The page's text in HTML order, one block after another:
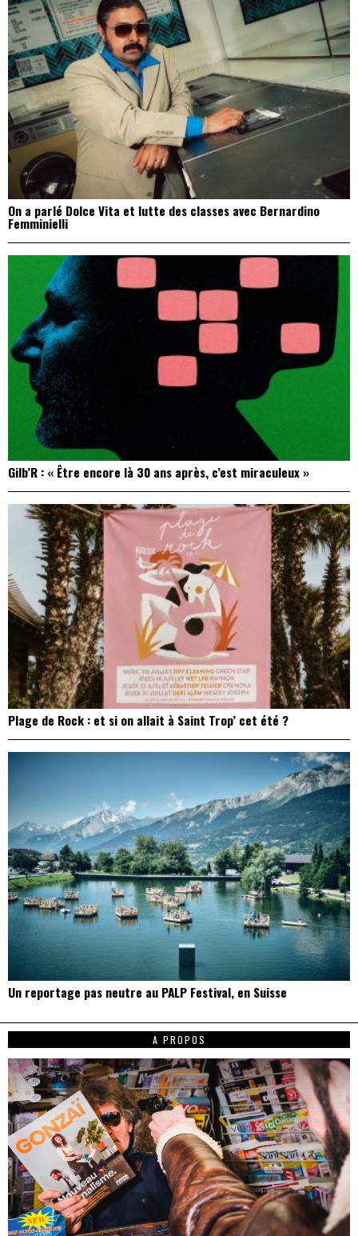
On a parlé Dolce Vita et lutte des classes avec Bernardino
Femminielli
Gilb’R : « Être encore là 30 ans après, c’est miraculeux »
Plage de Rock : et si on allait à Saint Trop’ cet été ?
Un reportage pas neutre au PALP Festival, en Suisse
A PROPOS